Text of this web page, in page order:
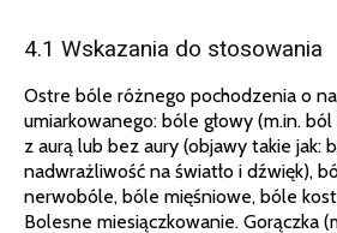
4.1 Wskazania do stosowania
Ostre bóle różnego pochodzenia o
umiarkowanego: bóle głowy (m.in.
z aurą lub bez aury (objawy takie jak:
nadwrażliwość na światło i dźwięk),
nerwobóle, bóle mięśniowe, bóle
Bolesne miesiączkowanie. Gorączka